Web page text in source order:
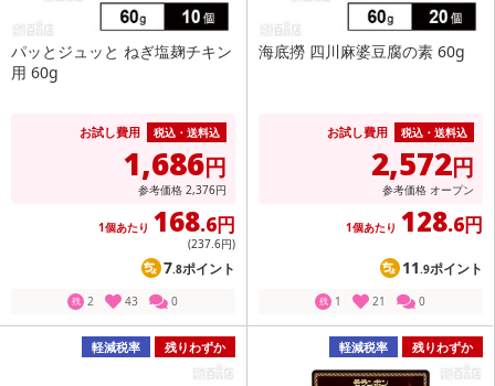
パッとジュッと ねぎ塩麹チキン
用 60g
お試し費用 税込・送料込
1,686円
参考価格 2,376円
1個あたり 168.6円
(237.6円)
7.8ポイント
残 2 43 0
海底撈 四川麻婆豆腐の素 60g
お試し費用 税込・送料込
2,572円
参考価格 オープン
1個あたり 128.6円
11 .9ポイント
残 1 21 0
軽減税率 残りわずか 軽減税率 残りわずか